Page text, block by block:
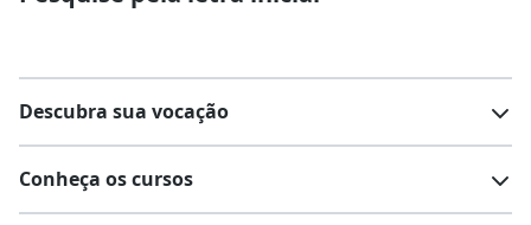
Descubra sua vocação
Conheça os cursos